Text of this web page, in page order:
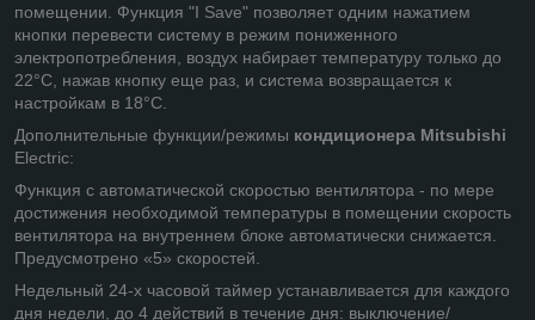
помещении. Функция "I Save" позволяет одним нажатием
кнопки перевести систему в режим пониженного
электропотребления, воздух набирает температуру только до
22°С, нажав кнопку еще раз, и система возвращается к
настройкам в 18°С.
Дополнительные функции/режимы кондиционера Mitsubishi
Electric:
Функция с автоматической скоростью вентилятора - по мере
достижения необходимой температуры в помещении скорость
вентилятора на внутреннем блоке автоматически снижается.
Предусмотрено «5» скоростей.
Недельный 24-х часовой таймер устанавливается для каждого
дня недели, до 4 действий в течение дня: выключение/